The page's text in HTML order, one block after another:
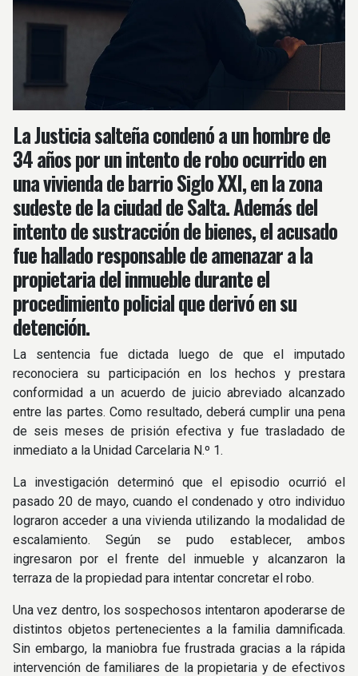
La Justicia salteña condenó a un hombre de
34 años por un intento de robo ocurrido en
una vivienda de barrio Siglo XXI, en la zona
sudeste de la ciudad de Salta. Además del
intento de sustracción de bienes, el acusado
fue hallado responsable de amenazar a la
propietaria del inmueble durante el
procedimiento policial que derivó en su
detención.
La sentencia fue dictada luego de que el imputado
reconociera su participación en los hechos y prestara
conformidad a un acuerdo de juicio abreviado alcanzado
entre las partes. Como resultado, deberá cumplir una pena
de seis meses de prisión efectiva y fue trasladado de
inmediato a la Unidad Carcelaria N.º 1.
La investigación determinó que el episodio ocurrió el
pasado 20 de mayo, cuando el condenado y otro individuo
lograron acceder a una vivienda utilizando la modalidad de
escalamiento. Según se pudo establecer, ambos
ingresaron por el frente del inmueble y alcanzaron la
terraza de la propiedad para intentar concretar el robo.
Una vez dentro, los sospechosos intentaron apoderarse de
distintos objetos pertenecientes a la familia damnificada.
Sin embargo, la maniobra fue frustrada gracias a la rápida
intervención de familiares de la propietaria y de efectivos